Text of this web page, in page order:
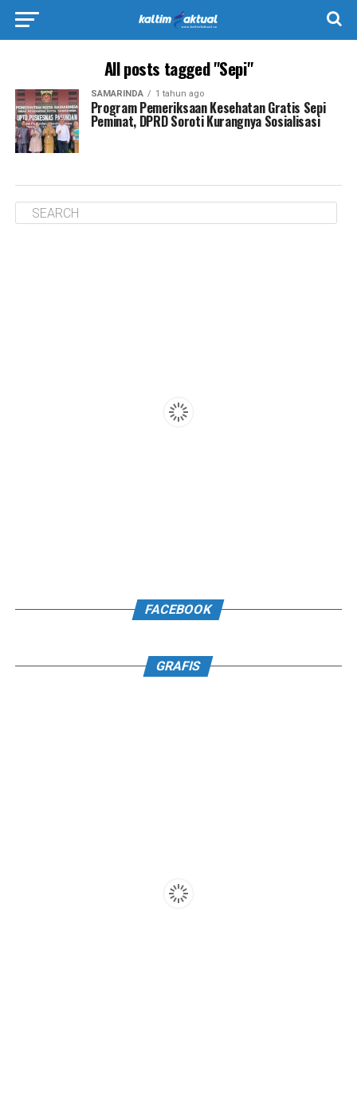
All posts tagged "Sepi"
SAMARINDA 1 tahun ago
Program Pemeriksaan Kesehatan Gratis Sepi
Peminat, DPRD Soroti Kurangnya Sosialisasi
FACEBOOK
GRAFIS